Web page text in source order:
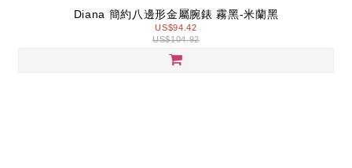
Diana 簡約八邊形金屬腕錶 霧黑-米蘭黑
US$94.42
US$104.92